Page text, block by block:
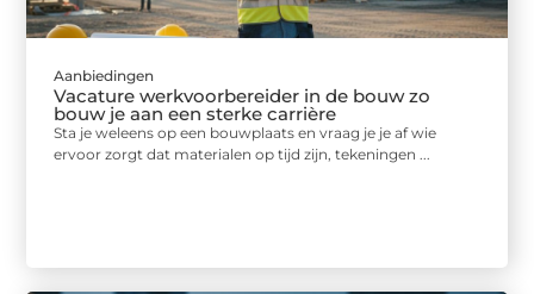
Aanbiedingen
Vacature werkvoorbereider in de bouw zo
bouw je aan een sterke carrière
Sta je weleens op een bouwplaats en vraag je je af wie
ervoor zorgt dat materialen op tijd zijn, tekeningen ...